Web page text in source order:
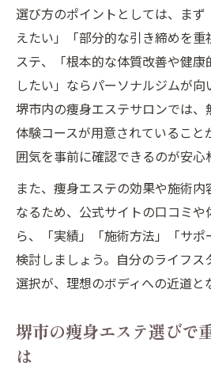
パーソナルジムを活用した
点
パーソナルジムと痩身
用法
堺市でパーソナルジム
身実感
痩身エステとの違いが際
ムの魅力
パーソナルジムで部分
解説
痩身ダイエット成功の
ル指導にあり
痩身エステの効果を高
選び方のポイントとしては、ま
えたい」「部分的な引き締めを
ステ、「根本的な体質改善や健
したい」ならパーソナルジムが向
堺市内の痩身エステサロンでは、
体験コースが用意されていること
囲気を事前に確認できるのが安心
また、痩身エステの効果や施術
なるため、公式サイトの口コミ
ら、「実績」「施術方法」「サ
検討しましょう。自分のライフス
選択が、理想のボディへの近道と
堺市の痩身エステ選びで
は